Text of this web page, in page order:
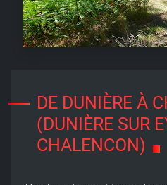
DE DUNIÈRE À
(DUNIÈRE SUR
CHALENCON)